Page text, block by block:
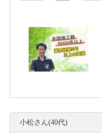
小松さん(40代)